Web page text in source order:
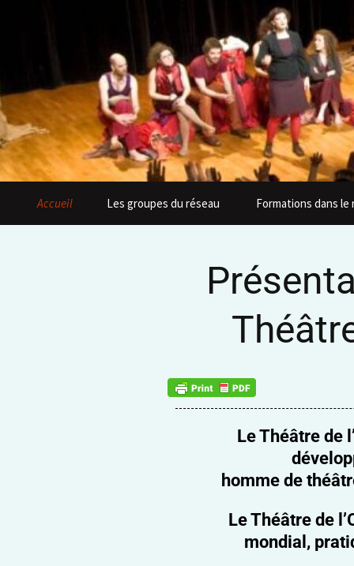
Accueil Les groupes du réseau Formations dans
Le Théâtre de
homme de
Le Théâtre de
mondial,